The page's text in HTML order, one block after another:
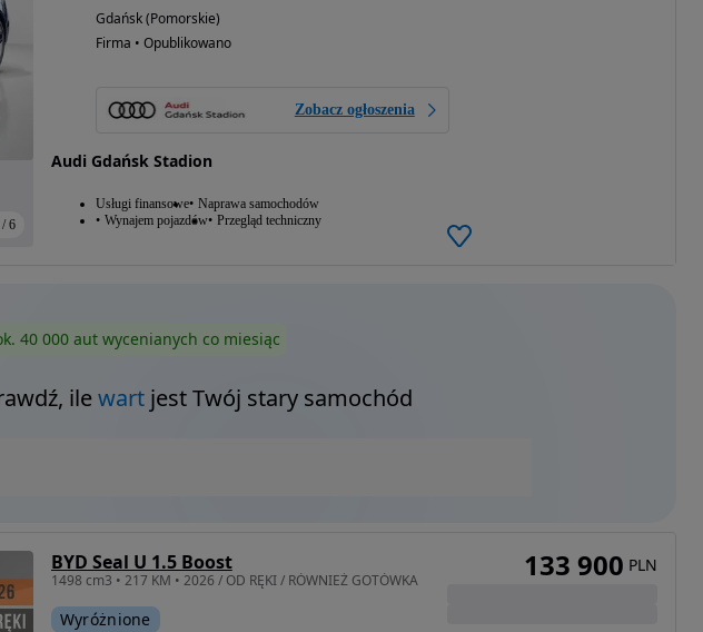
/ 6
Gdańsk (Pomorskie)
Firma • Opublikowano
Zobacz ogłoszenia
Audi Gdańsk Stadion
Usługi finansowe Naprawa samochodów
Wynajem pojazdów Przegląd techniczny
40 000 aut wycenianych co miesiąc
ilewartjest Twój stary samochód
BYD Seal U 1.5 Boost
1498 cm3 • 217 KM • 2026 / OD RĘKI / RÓWNIEŻ GOTÓWKA
Wyróżnione
133 900 PLN